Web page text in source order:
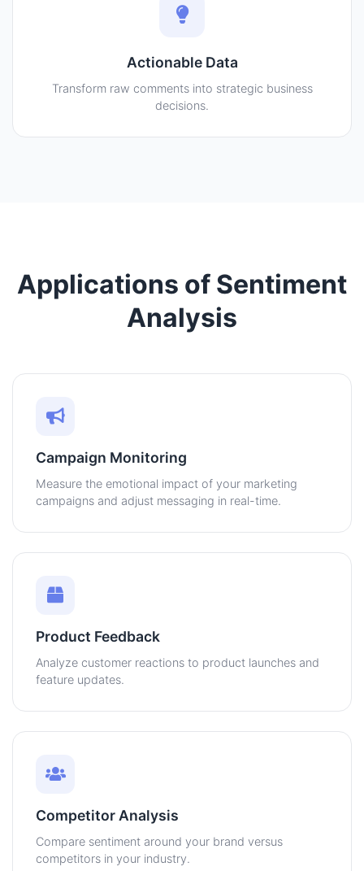
Actionable Data
Transform raw comments into strategic business
decisions.
Applications of Sentiment
Analysis
Campaign Monitoring
Measure the emotional impact of your marketing
campaigns and adjust messaging in real-time.
Product Feedback
Analyze customer reactions to product launches and
feature updates.
Competitor Analysis
Compare sentiment around your brand versus
competitors in your industry.